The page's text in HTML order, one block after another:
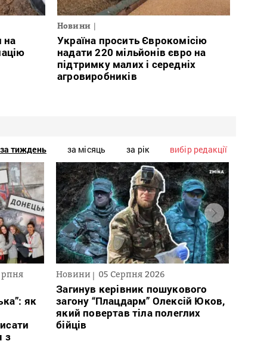
на
Новини
Україна просить Єврокомісію
надати 220 мільйонів євро на
підтримку малих і середніх
агровиробників
за тиждень за місяць за рік вибір редакції
як
з
Новини 05 Серпня 2026
Загинув керівник пошукового
загону “Плацдарм” Олексій Юков,
який повертав тіла полеглих
бійців